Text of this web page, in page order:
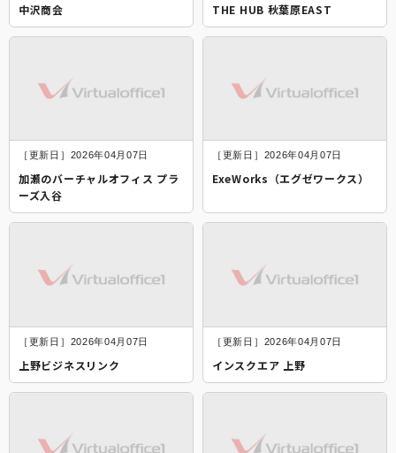
中沢商会 THE HUB 秋葉原EAST
［更新日］2026年04月07日
加瀬のバーチャルオフィス プラ
ーズ入谷
［更新日］2026年04月07日
ExeWorks（エグゼワークス）
［更新日］2026年04月07日
上野ビジネスリンク
［更新日］2026年04月07日
インスクエア 上野